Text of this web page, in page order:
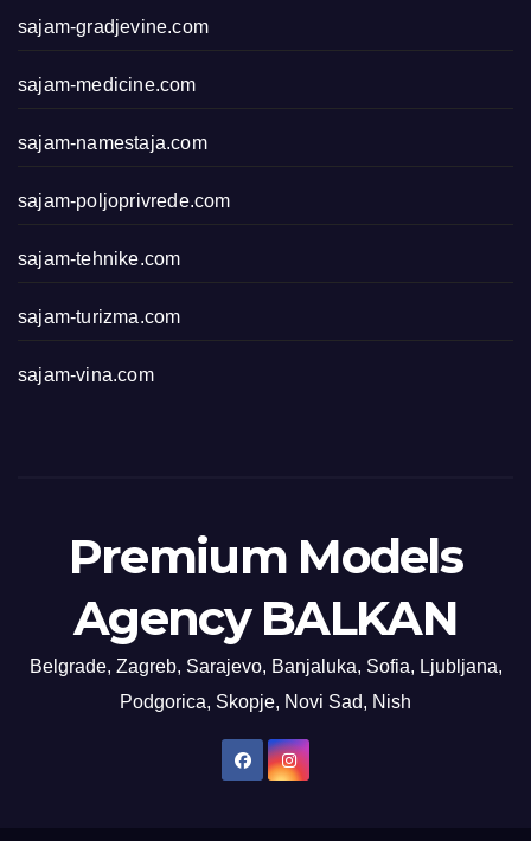
sajam-gradjevine.com
sajam-medicine.com
sajam-namestaja.com
sajam-poljoprivrede.com
sajam-tehnike.com
sajam-turizma.com
sajam-vina.com
Premium Models
Agency BALKAN
Belgrade, Zagreb, Sarajevo, Banjaluka, Sofia, Ljubljana,
Podgorica, Skopje, Novi Sad, Nish